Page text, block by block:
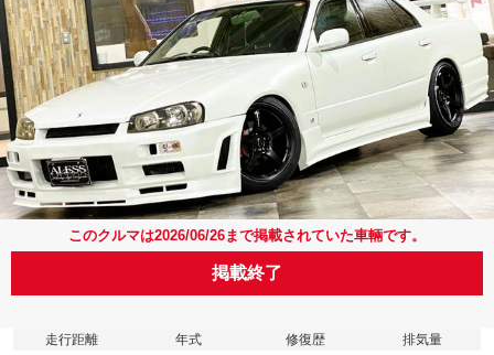
このクルマは2026/06/26まで掲載されていた車輛です。
掲載終了
走行距離 年式 修復歴 排気量